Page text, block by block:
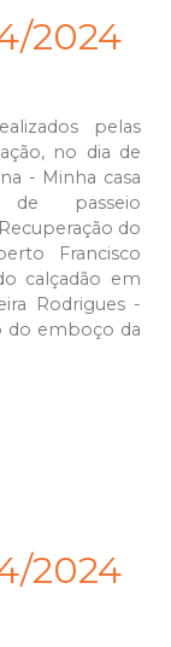
2024
pelas
no dia de
- Minha casa
de passeio
do
Francisco
calçadão em
Rodrigues -
do emboço da
2024